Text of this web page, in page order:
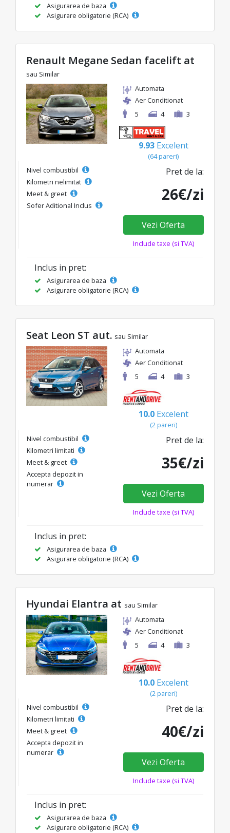
Asigurarea de baza
Asigurare obligatorie (RCA)
Renault Megane Sedan facelift at
sau Similar
Automata
Aer Conditionat
5
4 3
9.93 Excelent
(64 pareri)
Nivel combustibil
Kilometri nelimitat
Meet & greet
Sofer Aditional Inclus
Pret de la:
26€/zi
Vezi Oferta
Include taxe (si TVA)
Inclus in pret:
Asigurarea de baza
Asigurare obligatorie (RCA)
Seat Leon ST aut. sau Similar
Automata
Aer Conditionat
5
4 3
10.0 Excelent
(2 pareri)
Nivel combustibil
Kilometri limitati
Meet & greet
Accepta depozit in
numerar
Pret de la:
35€/zi
Vezi Oferta
Include taxe (si TVA)
Inclus in pret:
Asigurarea de baza
Asigurare obligatorie (RCA)
Hyundai Elantra at sau Similar
Automata
Aer Conditionat
5
4 3
10.0 Excelent
(2 pareri)
Nivel combustibil
Kilometri limitati
Meet & greet
Accepta depozit in
numerar
Pret de la:
40€/zi
Vezi Oferta
Include taxe (si TVA)
Inclus in pret:
Asigurarea de baza
Asigurare obligatorie (RCA)